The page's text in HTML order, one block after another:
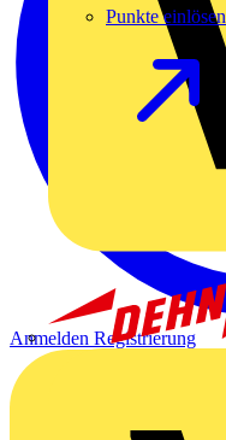
Punkte einlösen
Anmelden Registrierung